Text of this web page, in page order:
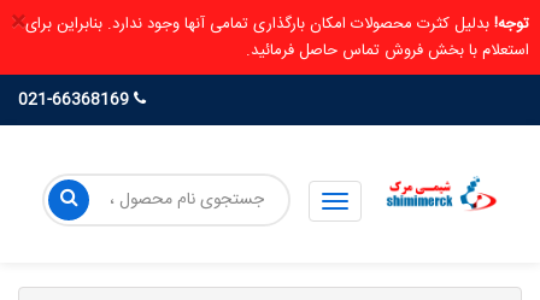
× توجه!بدلیل کثرت محصولات امکان بارگذاری تمامی آنها وجود ندارد. بنابراین برای
استعلام با بخش فروش تماس حاصل فرمائید.